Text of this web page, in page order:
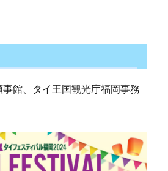
館、タイ王国観光庁福岡事務